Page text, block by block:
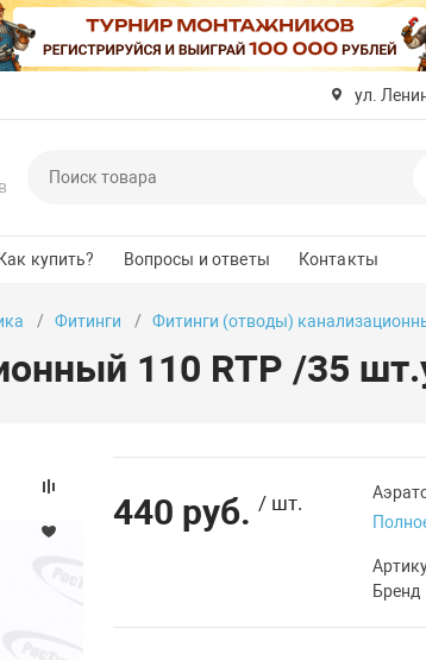
ул.
Как купить? Вопросы и ответы Контакты
Фитинги Фитинги (отводы)
110 RTP /35
440 руб. / шт.
Бренд